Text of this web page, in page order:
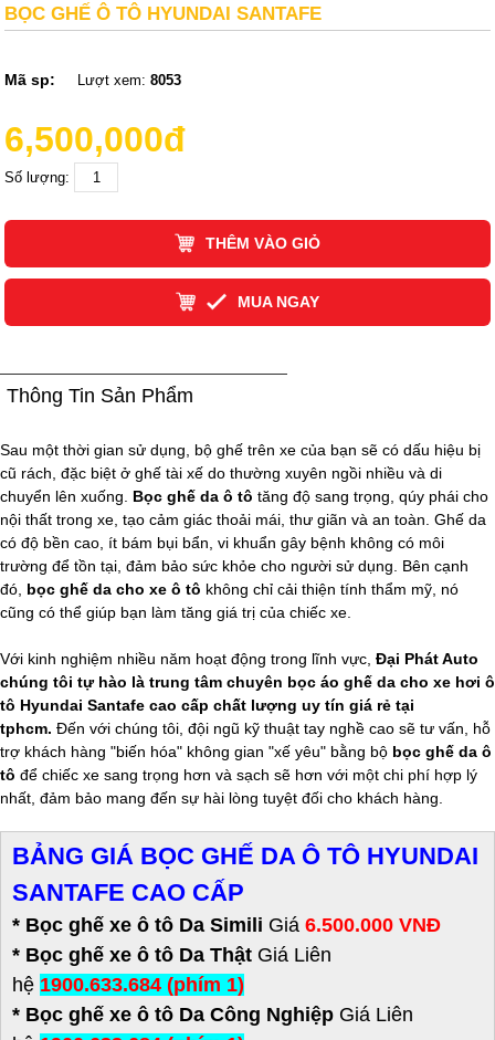
BỌC GHẾ Ô TÔ HYUNDAI SANTAFE
Mã sp: Lượt xem:8053
6,500,000đ
Số lượng:
THÊM VÀO GIỎ
MUA NGAY
Thông Tin Sản Phẩm
Sau một thời gian sử dụng, bộ ghế trên xe của bạn sẽ có dấu hiệu bị
cũ rách, đặc biệt ở ghế tài xế do thường xuyên ngồi nhiều và di
chuyển lên xuống. Bọc ghế da ô tô tăng độ sang trọng, qúy phái cho
nội thất trong xe, tạo cảm giác thoải mái, thư giãn và an toàn. Ghế da
có độ bền cao, ít bám bụi bẩn, vi khuẩn gây bệnh không có môi
trường để tồn tại, đảm bảo sức khỏe cho người sử dụng. Bên cạnh
đó, bọc ghế da cho xe ô tô không chỉ cải thiện tính thẩm mỹ, nó
cũng có thể giúp bạn làm tăng giá trị của chiếc xe.
Với kinh nghiệm nhiều năm hoạt động trong lĩnh vực, Đại Phát Auto
chúng tôi tự hào là trung tâm chuyên bọc áo ghế da cho xe hơi ô
tô Hyundai Santafe cao cấp chất lượng uy tín giá rẻ tại
tphcm. Đến với chúng tôi, đội ngũ kỹ thuật tay nghề cao sẽ tư vấn, hỗ
trợ khách hàng "biến hóa" không gian "xế yêu" bằng bộ bọc ghế da ô
tô để chiếc xe sang trọng hơn và sạch sẽ hơn với một chi phí hợp lý
nhất, đảm bảo mang đến sự hài lòng tuyệt đối cho khách hàng.
BẢNG GIÁ BỌC GHẾ DA Ô TÔ HYUNDAI
SANTAFE CAO CẤP
* Bọc ghế xe ô tô Da Simili Giá 6.500.000 VNĐ
* Bọc ghế xe ô tô Da Thật Giá Liên
hệ 1900.633.684 (phím 1)
* Bọc ghế xe ô tô Da Công Nghiệp Giá Liên